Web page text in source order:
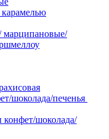
марципановые/
шоколада/печенья
шоколада/